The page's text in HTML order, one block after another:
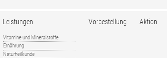
Leistungen
Vitamine und Mineralstoffe
Ernährung
Naturheilkunde
Vorbestellung Aktion